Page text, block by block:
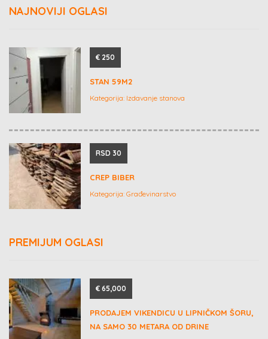
NAJNOVIJI OGLASI
€ 250
STAN 59M2
Kategorija: Izdavanje stanova
RSD 30
CREP BIBER
Kategorija: Građevinarstvo
PREMIJUM OGLASI
€ 65,000
PRODAJEM VIKENDICU U LIPNIČKOM ŠORU,
NA SAMO 30 METARA OD DRINE